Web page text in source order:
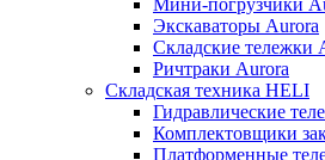
Мини-погрузчики
Экскаваторы Aurora
Складские тележки
Ричтраки Aurora
Складская техника HELI
Гидравлические
Комплектовщики
Платформенные